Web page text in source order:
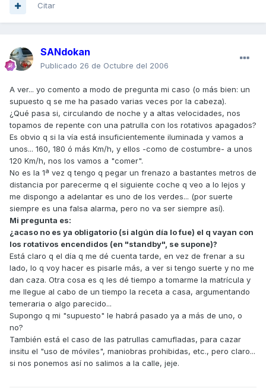
Citar
SANdokan
Publicado 26 de Octubre del 2006
A ver... yo comento a modo de pregunta mi caso (o más bien: un
supuesto q se me ha pasado varias veces por la cabeza).
¿Qué pasa si, circulando de noche y a altas velocidades, nos
topamos de repente con una patrulla con los rotativos apagados?
Es obvio q si la vía está insuficientemente iluminada y vamos a
unos... 160, 180 ó más Km/h, y ellos -como de costumbre- a unos
120 Km/h, nos los vamos a "comer".
No es la 1ª vez q tengo q pegar un frenazo a bastantes metros de
distancia por parecerme q el siguiente coche q veo a lo lejos y
me dispongo a adelantar es uno de los verdes... (por suerte
siempre es una falsa alarma, pero no va ser siempre así).
Mi pregunta es:
¿acaso no es ya obligatorio (si algún día lo fue) el q vayan con
los rotativos encendidos (en "standby", se supone)?
Está claro q el día q me dé cuenta tarde, en vez de frenar a su
lado, lo q voy hacer es pisarle más, a ver si tengo suerte y no me
dan caza. Otra cosa es q les dé tiempo a tomarme la matrícula y
me llegue al cabo de un tiempo la receta a casa, argumentando
temeraria o algo parecido...
Supongo q mi "supuesto" le habrá pasado ya a más de uno, o
no?
También está el caso de las patrullas camufladas, para cazar
insitu el "uso de móviles", maniobras prohibidas, etc., pero claro...
si nos ponemos así no salimos a la calle, jeje.